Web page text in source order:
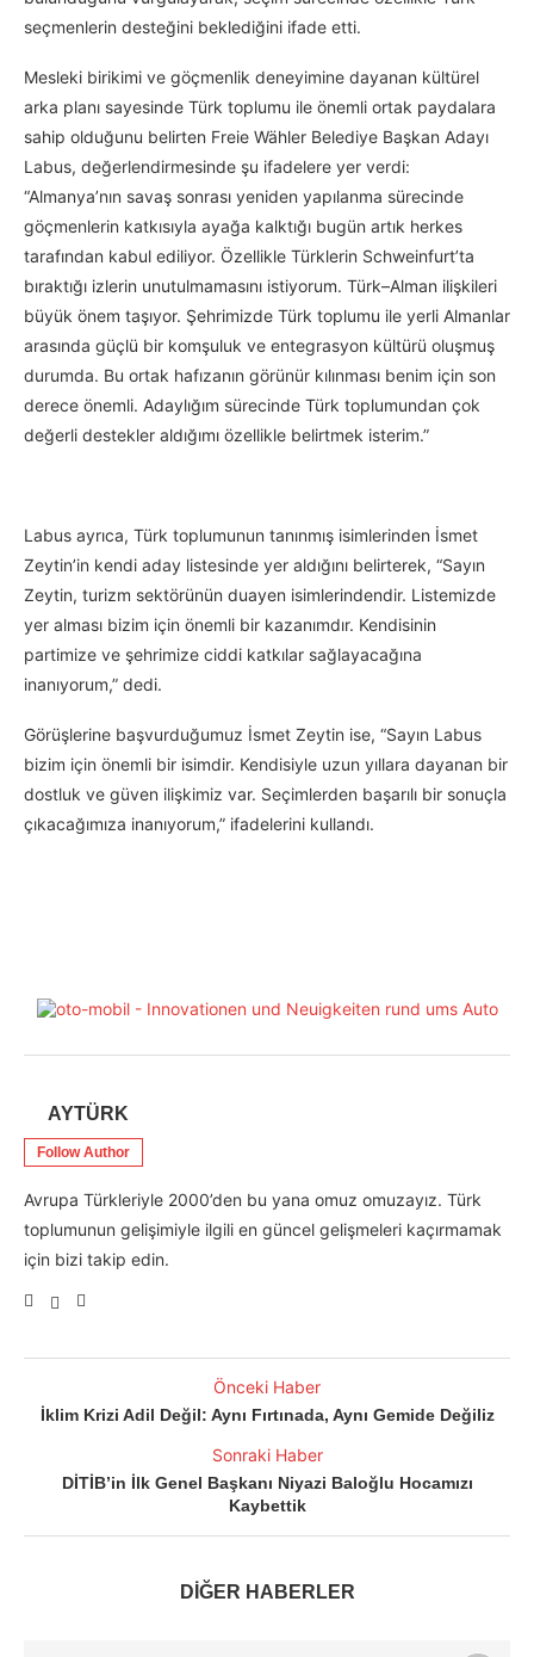
seçmenlerin desteğini beklediğini ifade etti.
Mesleki birikimi ve göçmenlik deneyimine dayanan kültürel
arka planı sayesinde Türk toplumu ile önemli ortak paydalara
sahip olduğunu belirten Freie Wähler Belediye Başkan Adayı
Labus, değerlendirmesinde şu ifadelere yer verdi:
“Almanya’nın savaş sonrası yeniden yapılanma sürecinde
göçmenlerin katkısıyla ayağa kalktığı bugün artık herkes
tarafından kabul ediliyor. Özellikle Türklerin Schweinfurt’ta
bıraktığı izlerin unutulmamasını istiyorum. Türk–Alman ilişkileri
büyük önem taşıyor. Şehrimizde Türk toplumu ile yerli Almanlar
arasında güçlü bir komşuluk ve entegrasyon kültürü oluşmuş
durumda. Bu ortak hafızanın görünür kılınması benim için son
derece önemli. Adaylığım sürecinde Türk toplumundan çok
değerli destekler aldığımı özellikle belirtmek isterim.”
Labus ayrıca, Türk toplumunun tanınmış isimlerinden İsmet
Zeytin’in kendi aday listesinde yer aldığını belirterek, “Sayın
Zeytin, turizm sektörünün duayen isimlerindendir. Listemizde
yer alması bizim için önemli bir kazanımdır. Kendisinin
partimize ve şehrimize ciddi katkılar sağlayacağına
inanıyorum,” dedi.
Görüşlerine başvurduğumuz İsmet Zeytin ise, “Sayın Labus
bizim için önemli bir isimdir. Kendisiyle uzun yıllara dayanan bir
dostluk ve güven ilişkimiz var. Seçimlerden başarılı bir sonuçla
çıkacağımıza inanıyorum,” ifadelerini kullandı.
AYTÜRK
Follow Author
Avrupa Türkleriyle 2000’den bu yana omuz omuzayız. Türk
toplumunun gelişimiyle ilgili en güncel gelişmeleri kaçırmamak
için bizi takip edin.
Önceki Haber
İklim Krizi Adil Değil: Aynı Fırtınada, Aynı Gemide Değiliz
Sonraki Haber
DİTİB’in İlk Genel Başkanı Niyazi Baloğlu Hocamızı
Kaybettik
DİĞER HABERLER